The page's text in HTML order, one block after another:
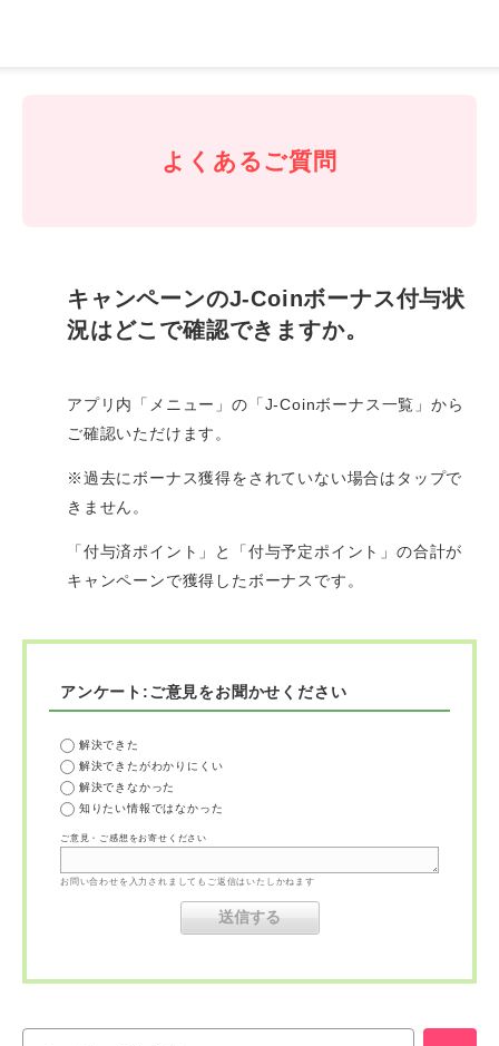
よくあるご質問
キャンペーンのJ-Coinボーナス付与状
況はどこで確認できますか。
アプリ内「メニュー」の「J-Coinボーナス一覧」から
ご確認いただけます。
※過去にボーナス獲得をされていない場合はタップで
きません。
「付与済ポイント」と「付与予定ポイント」の合計が
キャンペーンで獲得したボーナスです。
アンケート:ご意見をお聞かせください
解決できた
解決できたがわかりにくい
解決できなかった
知りたい情報ではなかった
ご意見・ご感想をお寄せください
お問い合わせを入力されましてもご返信はいたしかねます